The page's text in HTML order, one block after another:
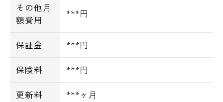
その他月
額費用
***円
保証金 ***円
保険料 ***円
更新料 ***ヶ月